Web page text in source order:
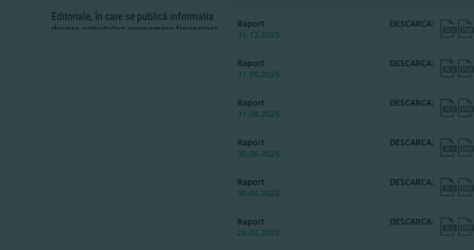
Editoriale, în care se publică informatia
despre activitatea economico-financiara
Raport
31.12.2025
DESCARCA:
Raport
31.10.2025
DESCARCA:
Raport
31.08.2025
DESCARCA:
Raport
30.06.2025
DESCARCA:
Raport
30.04.2025
DESCARCA:
Raport
28.02.2025
DESCARCA: